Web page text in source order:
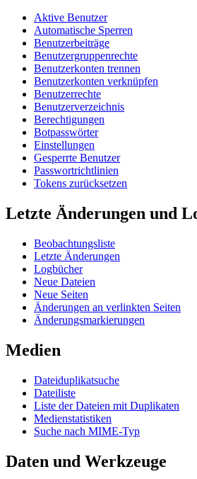
Aktive Benutzer
Automatische Sperren
Benutzerbeiträge
Benutzergruppenrechte
Benutzerkonten trennen
Benutzerkonten verknüpfen
Benutzerrechte
Benutzerverzeichnis
Berechtigungen
Botpasswörter
Einstellungen
Gesperrte Benutzer
Passwortrichtlinien
Tokens zurücksetzen
Letzte Änderungen und
Beobachtungsliste
Letzte Änderungen
Logbücher
Neue Dateien
Neue Seiten
Änderungen an verlinkten Seiten
Änderungsmarkierungen
Medien
Dateiduplikatsuche
Dateiliste
Liste der Dateien mit Duplikaten
Medienstatistiken
Suche nach MIME-Typ
Daten und Werkzeuge